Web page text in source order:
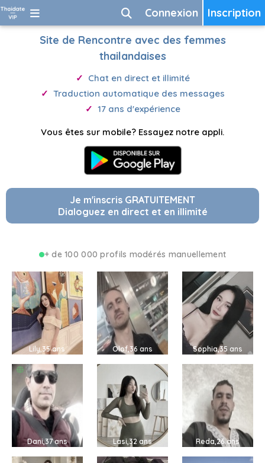
Inscription
Connexion
Site de Rencontre avec des femmes
thailandaises
Chat en direct et illimité
Traduction automatique des messages
17 ans d'expérience
Vous êtes sur mobile? Essayez notre appli.
Je m'inscris GRATUITEMENT
Dialoguez en direct et en illimité
+ de 100 000 profils modérés manuellement
Lily,35 ans Olof,36 ans Sophia,35 ans
Dani,37 ans Lasi,32 ans Reda,26 ans